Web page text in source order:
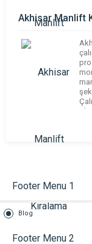
[…]
Akhisar Manlift
Footer Menu 1
Blog
Footer Menu 2